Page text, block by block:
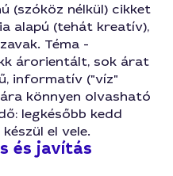
(szóköz nélkül) cikket
alapú (tehát kreatív),
Téma -
árorientált, sok árat
informatív ("víz"
könnyen olvasható
legkésőbb kedd
el vele.
és javítás